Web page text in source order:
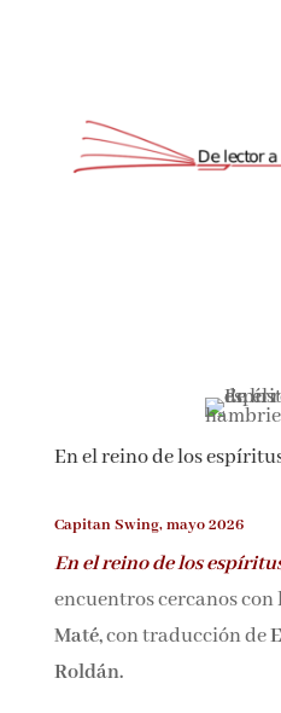
En el reino de los
Capitan Swing, mayo 2026
En el reino de los
encuentros cercanos
Maté, con traducción de
Roldán.
Suscríbete
Únete a nuestra
Nombre*